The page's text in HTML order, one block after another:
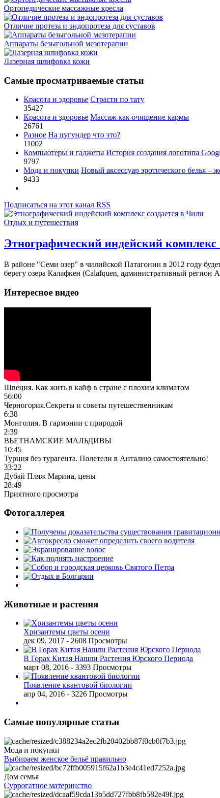
Ортопедические массажные кресла
Отличие протеза и эндопротеза для суставов
Аппараты безыгольной мезотерапии
Лазерная шлифовка кожи
Самые просматриваемые статьи
Красота и здоровье Страсти по тату
35427
Красота и здоровье Массаж как очищение кармы
26761
Разное На цугундер что это?
11002
Компьютеры и гаджеты История создания логотипа
9797
Мода и покупки Новый аксессуар эротического белья –
9433
Подписаться на этот канал RSS
Отдых и путешествия
Этнографический индейский комплекс
В районе "Семи озер" в чилийской Патагонии в 2012 году
берегу озера Калафкен (Calafquen, административный регион
Интересное видео
Швеция. Как жить в кайф в стране с плохим климатом
56:00
Черногория.Секреты и советы путешественникам
6:38
Монголия. В гармонии с природой
2:39
ВЬЕТНАМСКИЕ МАЛЬДИВЫ
10:45
Турция без турагента. Полетели в Анталию самостоятельно!
33:22
Дубай Пляж Марина, цены
28:49
Приятного просмотра
Фотогаллерея
Животные и растения
Хризантемы цветы осени
дек 09, 2017 - 2608 Просмотры
В Горах Китая Нашли Растения Юрского Периода
март 08, 2016 - 3393 Просмотры
Появление квантовой биологии
апр 04, 2016 - 3226 Просмотры
Самые популярные статьи
Мода и покупки
Выбираем женское бельё правильно
Дом семья
Суррогатное материнство